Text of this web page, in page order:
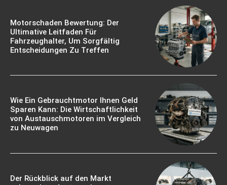
Motorschaden Bewertung: Der
Ultimative Leitfaden Für
Fahrzeughalter, Um Sorgfältig
Entscheidungen Zu Treffen
Wie Ein Gebrauchtmotor Ihnen Geld
Sparen Kann: Die Wirtschaftlichkeit
von Austauschmotoren im Vergleich
zu Neuwagen
Der Rückblick auf den Markt